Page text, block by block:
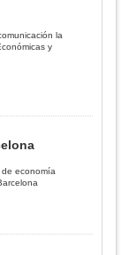
la
y
de economía